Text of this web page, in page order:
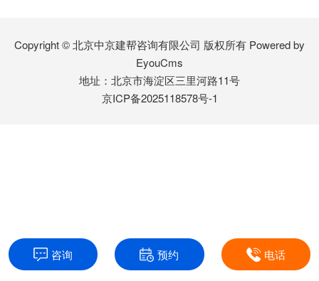
Copyright © 北京中京建帮咨询有限公司 版权所有 Powered by
EyouCms
地址：北京市海淀区三里河路11号
京ICP备2025118578号-1
咨询 预约 电话